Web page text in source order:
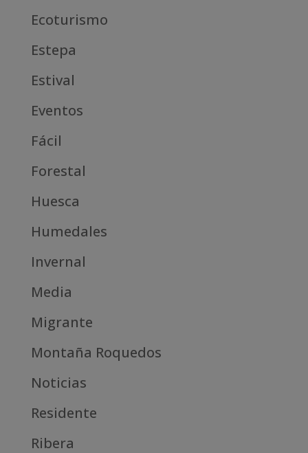
Ecoturismo
Estepa
Estival
Eventos
Fácil
Forestal
Huesca
Humedales
Invernal
Media
Migrante
Montaña Roquedos
Noticias
Residente
Ribera